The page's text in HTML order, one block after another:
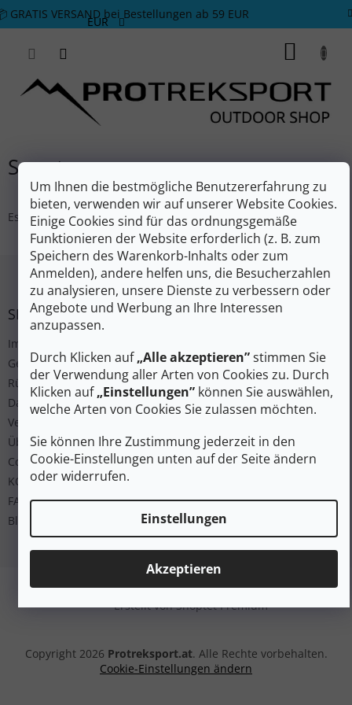
Um Ihnen die bestmögliche Benutzererfahrung zu
bieten, verwenden wir auf unserer Website Cookies.
Einige Cookies sind für das ordnungsgemäße
Funktionieren der Website erforderlich (z. B. zum
Speichern des Warenkorb-Inhalts oder zum
Anmelden), andere helfen uns, die Besucherzahlen
zu analysieren, unsere Dienste zu verbessern oder
Angebote und Werbung an Ihre Interessen
anzupassen.
Durch Klicken auf„Alle akzeptieren”stimmen Sie
der Verwendung aller Arten von Cookies zu. Durch
Klicken auf„Einstellungen” können Sie auswählen,
welche Arten von Cookies Sie zulassen möchten.
Sie können Ihre Zustimmung jederzeit in den
Cookie-Einstellungen unten auf der Seite ändern
oder widerrufen.
Einstellungen
Akzeptieren
Zum Inhalt springen
GRATIS VERSAND bei Bestellungen ab 59 EUR
EUR
Suunto
Es wurden keine Waren der MarkeSuuntogefunden....
Fußzeile
SERVICE
Impressum
Geschäftsbedingungen
Rücksendung
Datenschutz
Versand und Bezahlung
Über uns
Cookies
KONTAKT
FAQ
Blog
Erstellt von Shoptet Premium
Copyright 2026 Protreksport.at. Alle Rechte vorbehalten.
Cookie-Einstellungen ändern